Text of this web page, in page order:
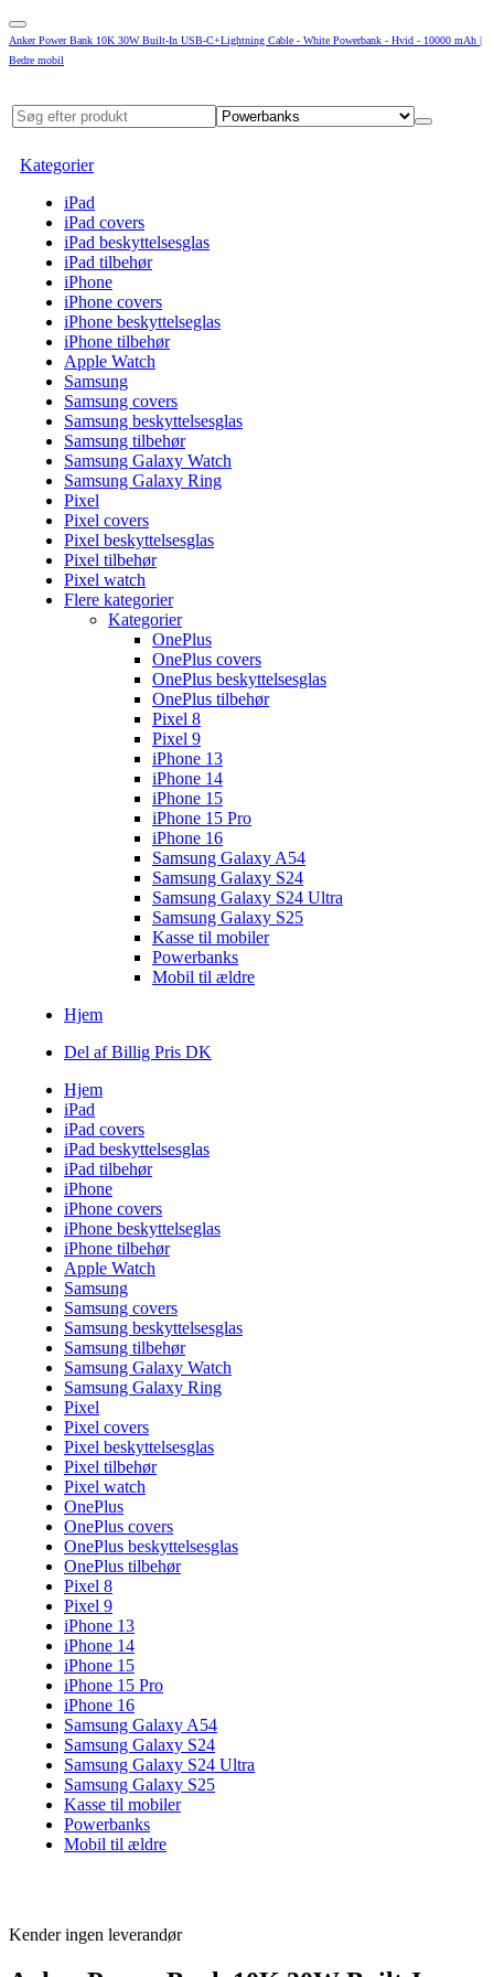
Anker Power Bank 10K 30W Built-In USB-C+Lightning Cable - White Powerbank - Hvid - 10000 mAh |
Bedre mobil
Kategorier
iPad
iPad covers
iPad beskyttelsesglas
iPad tilbehør
iPhone
iPhone covers
iPhone beskyttelseglas
iPhone tilbehør
Apple Watch
Samsung
Samsung covers
Samsung beskyttelsesglas
Samsung tilbehør
Samsung Galaxy Watch
Samsung Galaxy Ring
Pixel
Pixel covers
Pixel beskyttelsesglas
Pixel tilbehør
Pixel watch
Flere kategorier
Kategorier
OnePlus
OnePlus covers
OnePlus beskyttelsesglas
OnePlus tilbehør
Pixel 8
Pixel 9
iPhone 13
iPhone 14
iPhone 15
iPhone 15 Pro
iPhone 16
Samsung Galaxy A54
Samsung Galaxy S24
Samsung Galaxy S24 Ultra
Samsung Galaxy S25
Kasse til mobiler
Powerbanks
Mobil til ældre
Hjem
Del af Billig Pris DK
Hjem
iPad
iPad covers
iPad beskyttelsesglas
iPad tilbehør
iPhone
iPhone covers
iPhone beskyttelseglas
iPhone tilbehør
Apple Watch
Samsung
Samsung covers
Samsung beskyttelsesglas
Samsung tilbehør
Samsung Galaxy Watch
Samsung Galaxy Ring
Pixel
Pixel covers
Pixel beskyttelsesglas
Pixel tilbehør
Pixel watch
OnePlus
OnePlus covers
OnePlus beskyttelsesglas
OnePlus tilbehør
Pixel 8
Pixel 9
iPhone 13
iPhone 14
iPhone 15
iPhone 15 Pro
iPhone 16
Samsung Galaxy A54
Samsung Galaxy S24
Samsung Galaxy S24 Ultra
Samsung Galaxy S25
Kasse til mobiler
Powerbanks
Mobil til ældre
Kender ingen leverandør